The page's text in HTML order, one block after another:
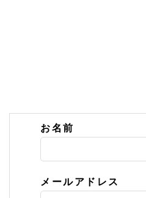
お名前
メールアドレス